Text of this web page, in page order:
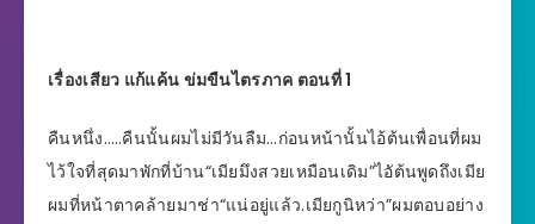
เรื่องเสียว แก้แค้น ข่มขืนไตรภาค ตอนที่ 1
คืนหนึ่ง…..คืนนั้นผมไม่มีวันลืม…ก่อนหน้านั้นไอ้ต้นเพื่อนที่ผม
ไว้ใจที่สุดมาพักที่บ้าน“เมียมึงสวยเหมือนเดิม”ไอัต้นพูดถึงเมีย
ผมที่หน้าตาคล้ายมาช่า“แน่อยู่แล้ว.เมียกูนิหว่า”ผมตอบอย่าง